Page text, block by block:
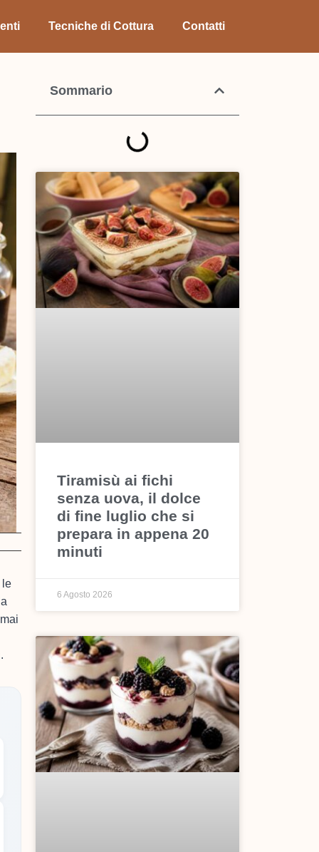
Tecniche di Cottura Contatti
Sommario
Tiramisù ai fichi
senza uova, il dolce
di fine luglio che si
prepara in appena 20
minuti
6 Agosto 2026
le